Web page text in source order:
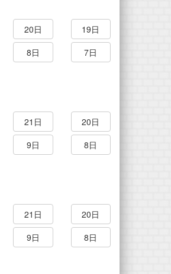
20日
19日
8日
7日
21日
20日
9日
8日
21日
20日
9日
8日